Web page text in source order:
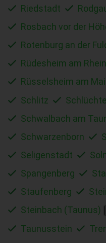
Riedstadt
Rosbach vor der
Rotenburg an der
Rüdesheim am Rhein
Rüsselsheim am
Schlitz
Schwalbach am
Schwarzenborn
Seligenstadt
Spangenberg
Staufenberg
Steinbach (Taunus)
Taunusstein